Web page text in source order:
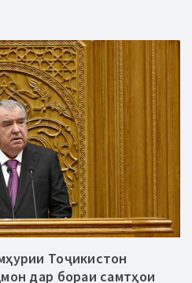
Тоҷикистон
дар бораи самтҳои